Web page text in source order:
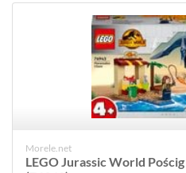
Morele.net
LEGO Jurassic World